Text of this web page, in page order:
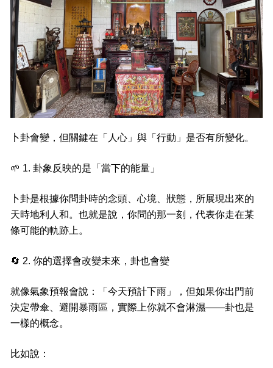
卜卦會變，但關鍵在「人心」與「行動」是否有所變化。
🌱 1. 卦象反映的是「當下的能量」
卜卦是根據你問卦時的念頭、心境、狀態，所展現出來的
天時地利人和。也就是說，你問的那一刻，代表你走在某
條可能的軌跡上。
🔄 2. 你的選擇會改變未來，卦也會變
就像氣象預報會說：「今天預計下雨」，但如果你出門前
決定帶傘、避開暴雨區，實際上你就不會淋濕——卦也是
一樣的概念。
比如說：